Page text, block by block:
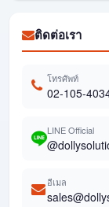
ติดต่อเรา
โทรศัพท์
02-105-
LINE Official
อีเมล